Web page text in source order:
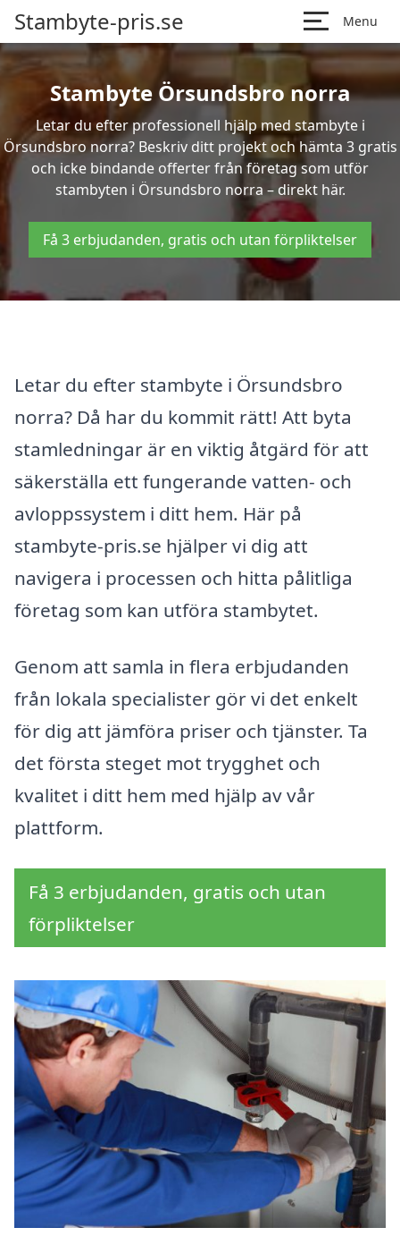
Stambyte-pris.se Menu
Stambyte Örsundsbro norra
Letar du efter professionell hjälp med stambyte i
Örsundsbro norra? Beskriv ditt projekt och hämta 3 gratis
och icke bindande offerter från företag som utför
stambyten i Örsundsbro norra – direkt här.
Få 3 erbjudanden, gratis och utan förpliktelser
Letar du efter stambyte i Örsundsbro
norra? Då har du kommit rätt! Att byta
stamledningar är en viktig åtgärd för att
säkerställa ett fungerande vatten- och
avloppssystem i ditt hem. Här på
stambyte-pris.se hjälper vi dig att
navigera i processen och hitta pålitliga
företag som kan utföra stambytet.
Genom att samla in flera erbjudanden
från lokala specialister gör vi det enkelt
för dig att jämföra priser och tjänster. Ta
det första steget mot trygghet och
kvalitet i ditt hem med hjälp av vår
plattform.
Få 3 erbjudanden, gratis och utan
förpliktelser